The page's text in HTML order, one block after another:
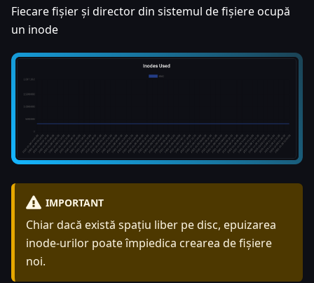
Fiecare fișier și director din sistemul de fișiere ocupă
un inode
IMPORTANT
Chiar dacă există spațiu liber pe disc, epuizarea
inode-urilor poate împiedica crearea de fișiere
noi.